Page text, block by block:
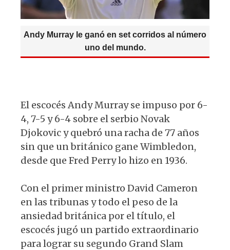
Andy Murray le ganó en set corridos al número
uno del mundo.
El escocés Andy Murray se impuso por 6-
4, 7-5 y 6-4 sobre el serbio Novak
Djokovic y quebró una racha de 77 años
sin que un británico gane Wimbledon,
desde que Fred Perry lo hizo en 1936.
Con el primer ministro David Cameron
en las tribunas y todo el peso de la
ansiedad británica por el título, el
escocés jugó un partido extraordinario
para lograr su segundo Grand Slam